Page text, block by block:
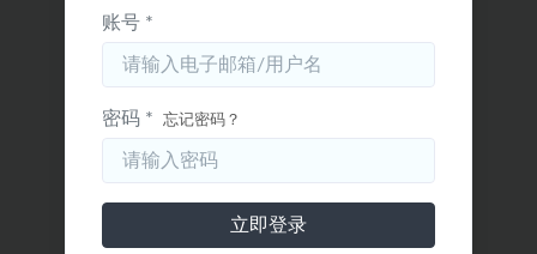
账号 *
密码 * 忘记密码？
立即登录